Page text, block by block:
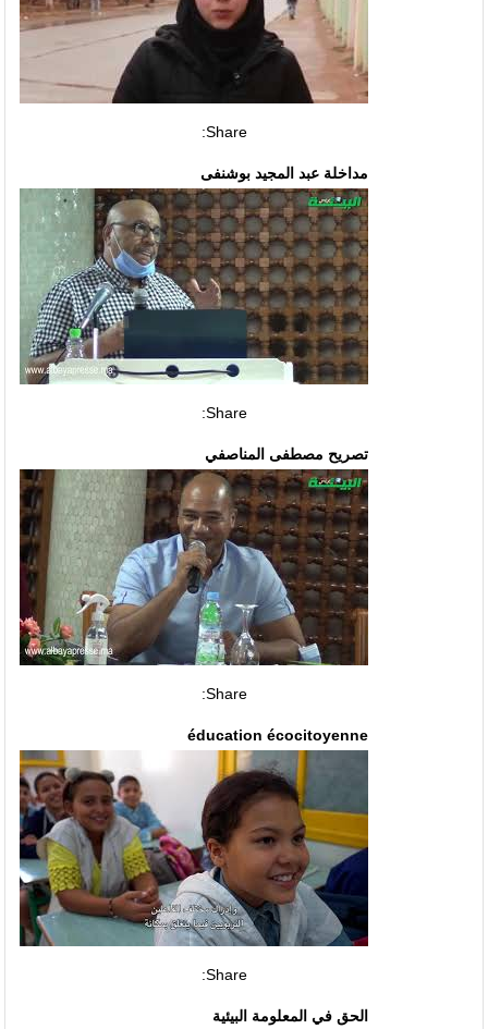
Share:
مداخلة عبد المجيد بوشنفى
Share:
تصريح مصطفى المناصفي
Share:
éducation écocitoyenne
Share:
الحق في المعلومة البيئية